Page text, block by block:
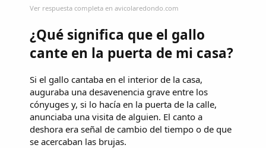
Ver respuesta completa en avicolaredondo.com
¿Qué significa que el gallo
cante en la puerta de mi casa?
Si el gallo cantaba en el interior de la casa,
auguraba una desavenencia grave entre los
cónyuges y, si lo hacía en la puerta de la calle,
anunciaba una visita de alguien. El canto a
deshora era señal de cambio del tiempo o de que
se acercaban las brujas.